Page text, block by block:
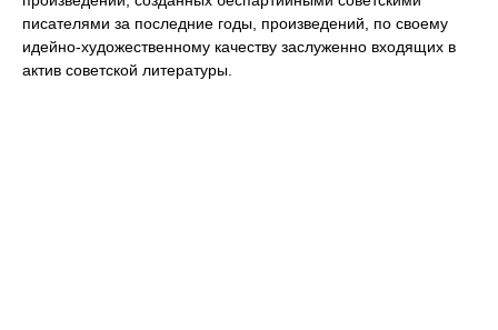
писателями за последние годы, произведений, по своему
идейно-художественному качеству заслуженно входящих в
актив советской литературы.